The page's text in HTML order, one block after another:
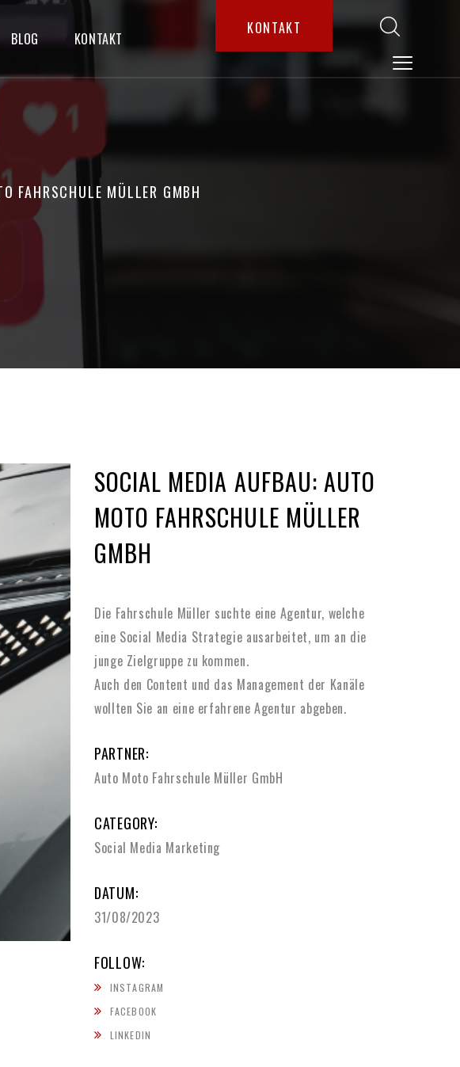
BLOG KONTAKT
KONTAKT
FAHRSCHULE MÜLLER GMBH
SOCIAL MEDIA AUFBAU: AUTO
MOTO FAHRSCHULE MÜLLER
GMBH
Die Fahrschule Müller suchte eine Agentur, welche
eine Social Media Strategie ausarbeitet, um an die
junge Zielgruppe zu kommen.
Auch den Content und das Management der Kanäle
wollten Sie an eine erfahrene Agentur abgeben.
PARTNER:
Auto Moto Fahrschule Müller GmbH
CATEGORY:
Social Media Marketing
DATUM:
31/08/2023
FOLLOW:
INSTAGRAM
FACEBOOK
LINKEDIN